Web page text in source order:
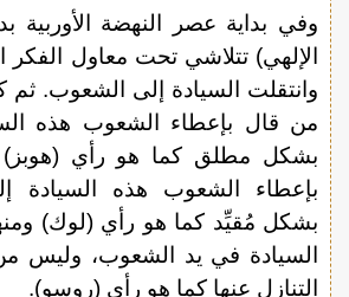
وفي بداية عصر النهضة الأوربية
الإلهي) تتلاشي تحت معاول الفكر
وانتقلت السيادة إلى الشعوب. ثم
من قال بإعطاء الشعوب هذه
بشكل مطلق كما هو رأي
بإعطاء الشعوب هذه السيادة
بشكل مُقيِّد كما هو رأي (لوك)
السيادة في يد الشعوب، وليس
التنازل عنها كما هو رأي (روسو).